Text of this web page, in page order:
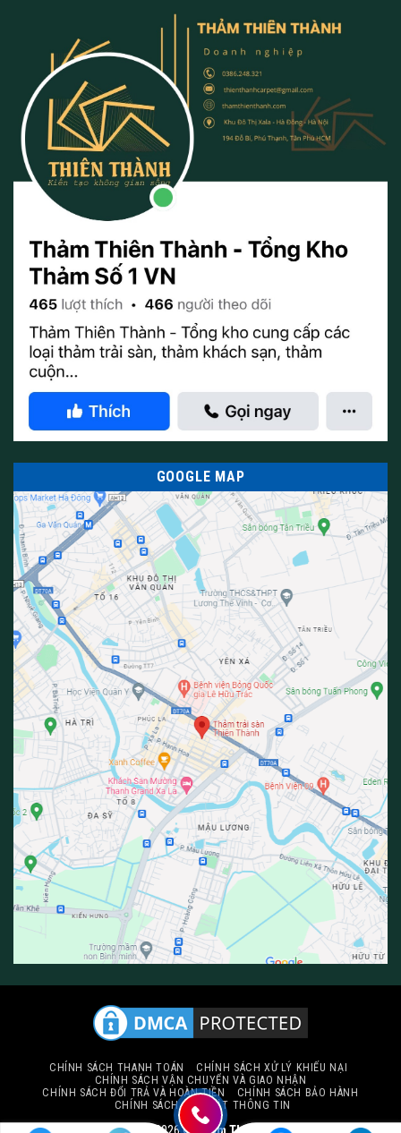
GOOGLE MAP
CHÍNH SÁCH THANH TOÁN
CHÍNH SÁCH XỬ LÝ KHIẾU NẠI
CHÍNH SÁCH VẬN CHUYỂN VÀ GIAO NHẬN
CHÍNH SÁCH ĐỔI TRẢ VÀ HOÀN TIỀN
CHÍNH SÁCH BẢO HÀNH
CHÍNH SÁCH BẢO MẬT THÔNG TIN